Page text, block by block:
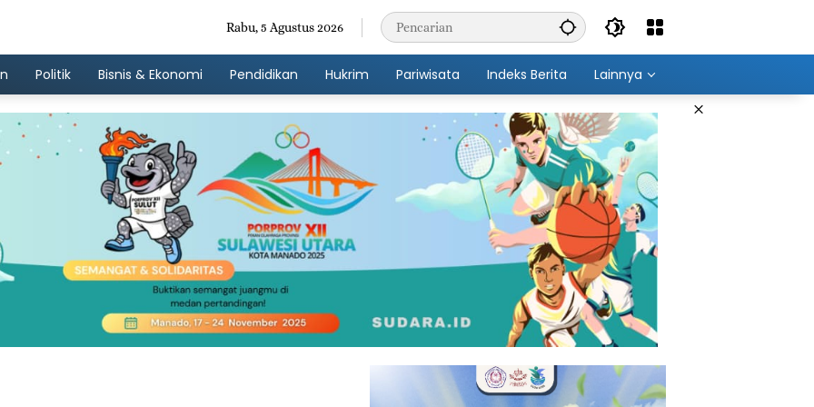
Rabu, 5 Agustus 2026
Politik Bisnis & Ekonomi Pendidikan Hukrim Pariwisata Indeks Berita Lainnya
×